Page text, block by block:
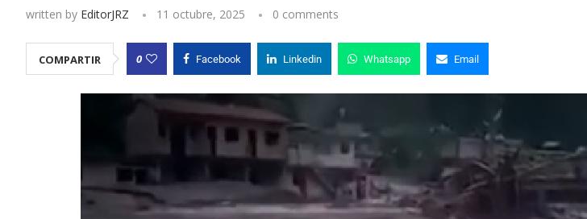
written by EditorJRZ 11 octubre, 2025 0 comments
COMPARTIR 0 Facebook Linkedin Whatsapp Email